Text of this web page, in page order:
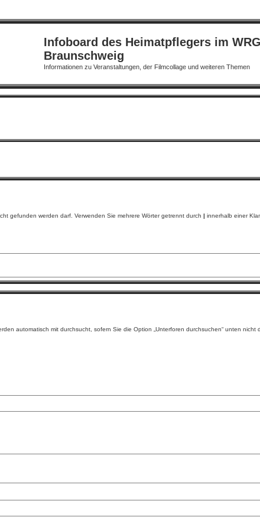
Infoboard des Heimatpflegers im WRG
Braunschweig
Informationen zu Veranstaltungen, der Filmcollage und weiteren Themen
gefunden werden darf. Verwenden Sie mehrere Wörter getrennt durch | innerhalb einer
automatisch mit durchsucht, sofern Sie die Option „Unterforen durchsuchen“ unten nicht